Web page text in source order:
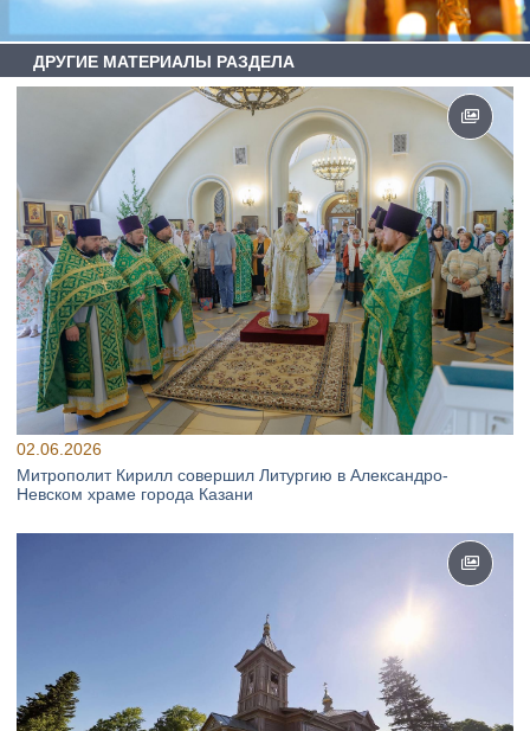
ДРУГИЕ МАТЕРИАЛЫ РАЗДЕЛА
02.06.2026
Митрополит Кирилл совершил Литургию в Александро-
Невском храме города Казани